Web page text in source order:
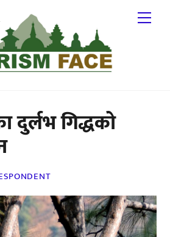
दुर्लभ गिद्धको